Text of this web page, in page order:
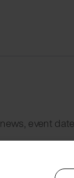
event